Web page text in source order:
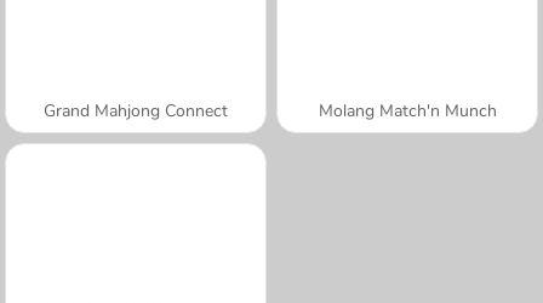
Grand Mahjong Connect Molang Match'n Munch